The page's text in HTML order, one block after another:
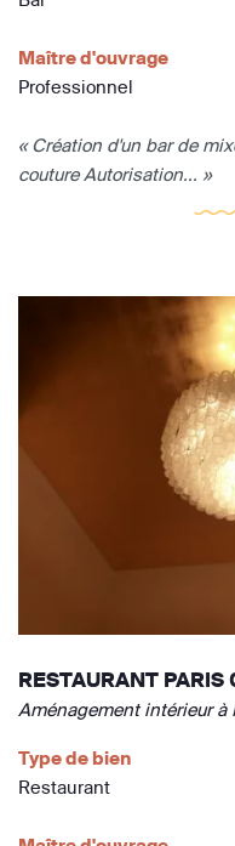
Maître d'ouvrage
Professionnel
« Création d'un bar de
couture Autorisation... »
RESTAURANT PARIS
Aménagement intérieur à
Type de bien
Restaurant